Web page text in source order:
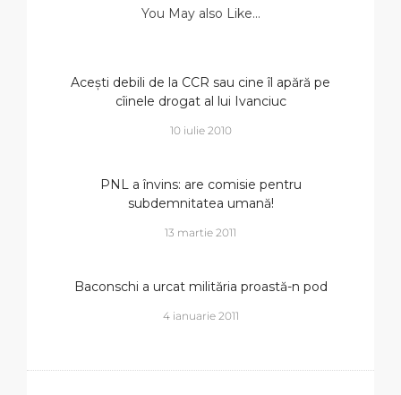
You May also Like...
Acești debili de la CCR sau cine îl apără pe
cîinele drogat al lui Ivanciuc
10 iulie 2010
PNL a învins: are comisie pentru
subdemnitatea umană!
13 martie 2011
Baconschi a urcat milităria proastă-n pod
4 ianuarie 2011